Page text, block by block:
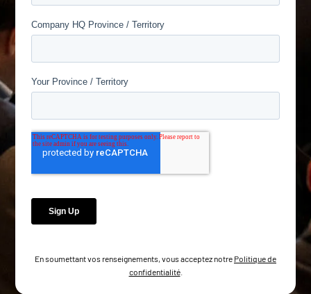
En soumettant vos renseignements, vous acceptez notre Politique de
confidentialité.